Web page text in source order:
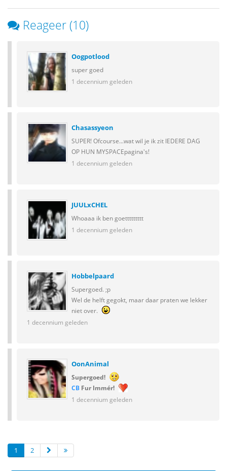
Reageer (10)
Oogpotlood
super goed
1 decennium geleden
Chasassyeon
SUPER! Ofcourse...wat wil je ik zit IEDERE DAG
OP HUN MYSPACEpagina's!
1 decennium geleden
JUULxCHEL
Whoaaa ik ben goettttttttt
1 decennium geleden
Hobbelpaard
Supergoed. ;p
Wel de helft gegokt, maar daar praten we lekker
niet over.
1 decennium geleden
OonAnimal
Supergoed!
CB Fur Immér!
1 decennium geleden
1 2